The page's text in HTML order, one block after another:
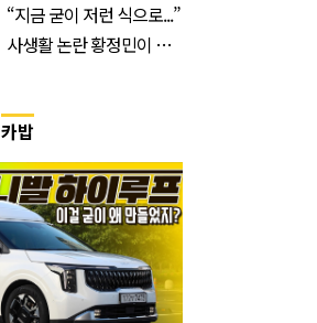
“지금 굳이 저런 식으로...”
사생활 논란 황정민이 곧
카밥